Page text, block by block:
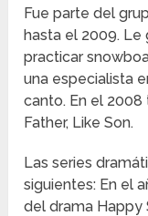
Fue parte del
hasta el 2009. Le
practicar
una especialista
canto. En el
Father, Like Son.
Las series
siguientes: En el
del drama Happy